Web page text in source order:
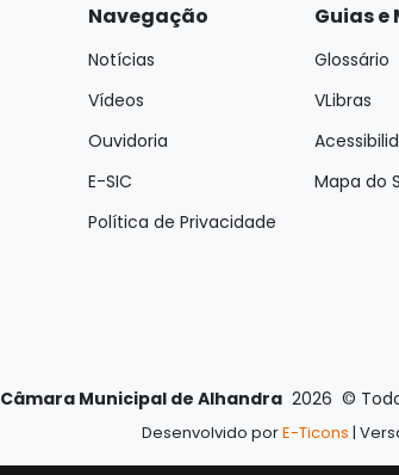
Navegação
Notícias
Vídeos
Ouvidoria
E-SIC
Política de Privacidade
Guias e
Glossário
VLibras
Mapa do
Câmara Municipal de Alhandra 2026 ©
Desenvolvido porE-Ticons |